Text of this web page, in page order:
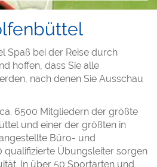
Spaß bei der Reise durch
hoffen, dass Sie alle
nach denen Sie Ausschau
6500 Mitgliedern der größte
und einer der größten in
Büro- und
qualifizierte Übungsleiter sorgen
In über 50 Sportarten und